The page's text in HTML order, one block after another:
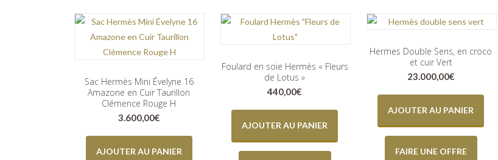
Sac Hermès Mini Évelyne 16
Amazone en Cuir Taurillon
Clémence Rouge H
3.600,00€
AJOUTER AU PANIER
Foulard en soie Hermès « Fleurs
de Lotus »
440,00€
AJOUTER AU PANIER
Hermes Double Sens, en croco
et cuir Vert
23.000,00€
AJOUTER AU PANIER
FAIRE UNE OFFRE